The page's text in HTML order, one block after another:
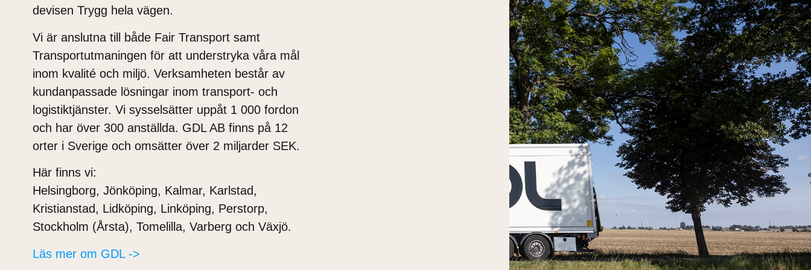
devisen Trygg hela vägen.
Vi är anslutna till både Fair Transport samt
Transportutmaningen för att understryka våra mål
inom kvalité och miljö. Verksamheten består av
kundanpassade lösningar inom transport- och
logistiktjänster. Vi sysselsätter uppåt 1 000 fordon
och har över 300 anställda. GDL AB finns på 12
orter i Sverige och omsätter över 2 miljarder SEK.
Här finns vi:
Helsingborg, Jönköping, Kalmar, Karlstad,
Kristianstad, Lidköping, Linköping, Perstorp,
Stockholm (Årsta), Tomelilla, Varberg och Växjö.
Läs mer om GDL ->